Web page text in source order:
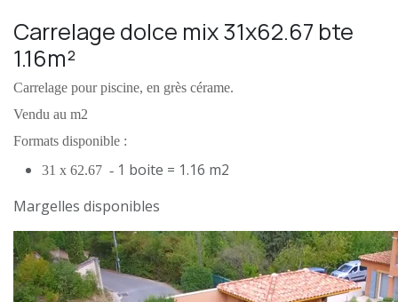
Carrelage dolce mix 31x62.67 bte
1.16m²
Carrelage pour piscine, en grès cérame.
Vendu au m2
Formats disponible :
31 x 62.67 - 1 boite = 1.16 m2
Margelles disponibles